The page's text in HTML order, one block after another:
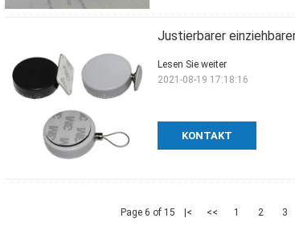
Justierbarer
KONTAKT
Lesen Sie weiter
2021-08-19 17:18:16
Page 6 of 15 |< << 1 2 3